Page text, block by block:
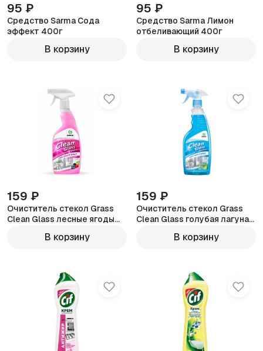
95 ₽
Средство Sarma Сода
эффект 400г
В корзину
95 ₽
Средство Sarma Лимон
отбеливающий 400г
В корзину
159 ₽
Очиститель стекол Grass
Clean Glass лесные ягоды
В корзину
159 ₽
Очиститель стекол Grass
Clean Glass голубая лагуна
В корзину